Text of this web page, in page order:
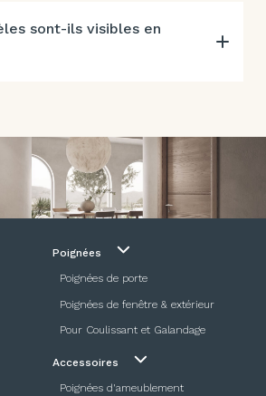
sont-ils visibles en
Poignées
Poignées de porte
Poignées de fenêtre & extérieur
Pour Coulissant et Galandage
Accessoires
Poignées d'ameublement